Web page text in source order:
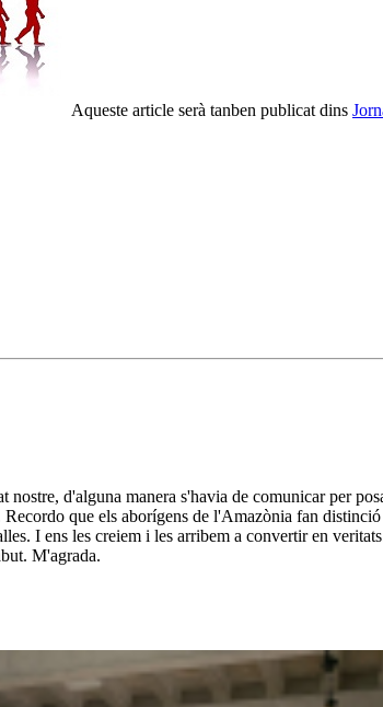
Aqueste article serà tanben publicat dins
d'alguna manera s'havia de comunicar per
Recordo que els aborígens de l'Amazònia fan
I ens les creiem i les arribem a convertir en
M'agrada.